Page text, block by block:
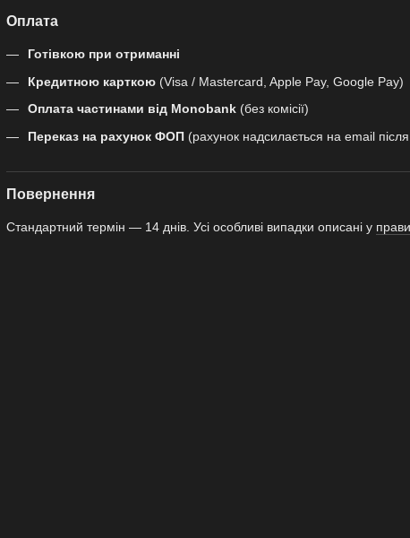
Оплата
Готівкою при отриманні
Кредитною карткою (Visa / Mastercard, Apple Pay, Google Pay)
Оплата частинами від Monobank (без комісії)
Переказ на рахунок ФОП (рахунок надсилається на email
Повернення
Стандартний термін — 14 днів. Усі особливі випадки описані у